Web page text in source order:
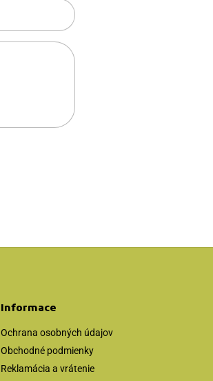
Informace
Ochrana osobných údajov
Obchodné podmienky
Reklamácia a vrátenie